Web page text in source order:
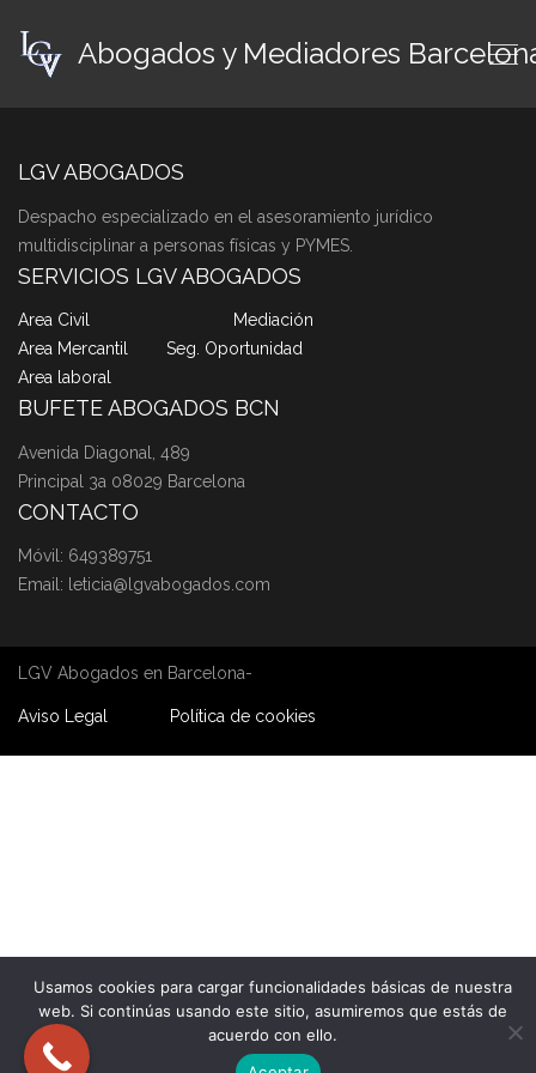
Abogados y Mediadores
LGV ABOGADOS
Despacho especializado en el asesoramiento jurídico
multidisciplinar a personas físicas y PYMES.
SERVICIOS LGV ABOGADOS
Area Civil
Mediación
Area Mercantil
Seg. Oportunidad
Area laboral
BUFETE ABOGADOS BCN
Avenida Diagonal, 489
Principal 3a 08029 Barcelona
CONTACTO
Móvil: 649389751
Email: leticia@lgvabogados.com
LGV Abogados en Barcelona-
Aviso Legal Política de cookies
Usamos cookies para cargar funcionalidades básicas de nuestra
web. Si continúas usando este sitio, asumiremos que estás de
acuerdo con ello.